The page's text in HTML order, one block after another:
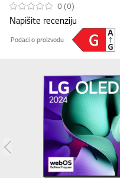
0 (0)
Napišite recenziju
Podaci o proizvodu